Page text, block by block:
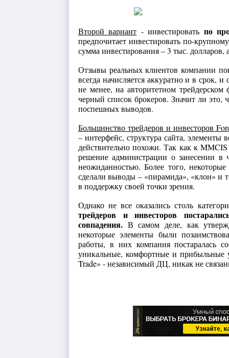
Второй вариант - инвестировать по
предпочитает инвестировать по-
сумма инвестирования – 3 тыс. долларов,
Отзывы реальных клиентов компании
всегда начисляется аккуратно и в срок,
не менее, на авторитетном
черный список брокеров. Значит ли это,
поспешных выводов.
Большинство трейдеров и инвесторов
– интерфейс, структура сайта, элементы
действительно похожи. Так как к
решение администрации о занесении в
неожиданностью. Более того,
сделали выводы – «пирамида», «клон» и
в поддержку своей точки зрения.
Однако не все оказались столь
трейдеров и инвесторов
совпадения. В самом деле, как
некоторые элементы были
работы, в них компания постаралась
уникальные, комфортные и прибыльные
Trade» - независимый ДЦ, никак не